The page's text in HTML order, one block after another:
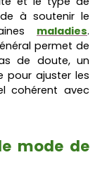
à soutenir le
maladies.
permet de
de doute, un
pour ajuster les
cohérent avec
mode de